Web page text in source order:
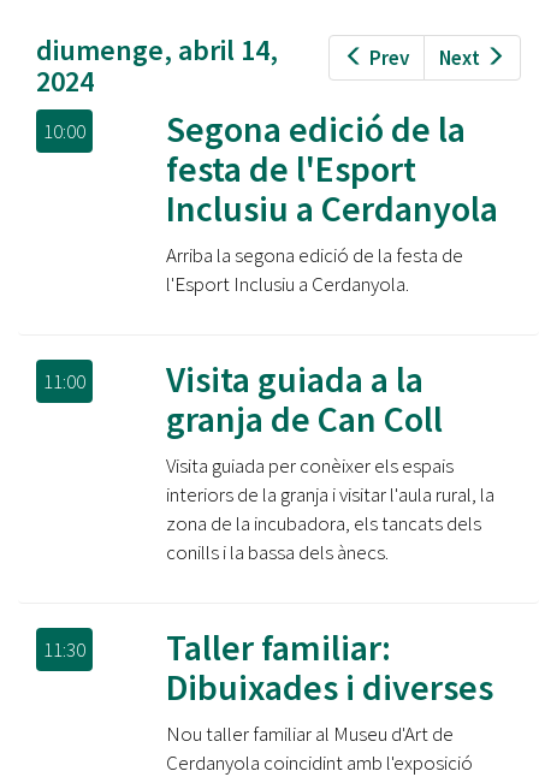
Prev Next
diumenge, abril 14,
2024
10:00
Segona edició de la
festa de l'Esport
Inclusiu a Cerdanyola
Arriba la segona edició de la festa de
l'Esport Inclusiu a Cerdanyola.
11:00
Visita guiada a la
granja de Can Coll
Visita guiada per conèixer els espais
interiors de la granja i visitar l'aula rural, la
zona de la incubadora, els tancats dels
conills i la bassa dels ànecs.
11:30
Taller familiar:
Dibuixades i diverses
Nou taller familiar al Museu d'Art de
Cerdanyola coincidint amb l'exposició